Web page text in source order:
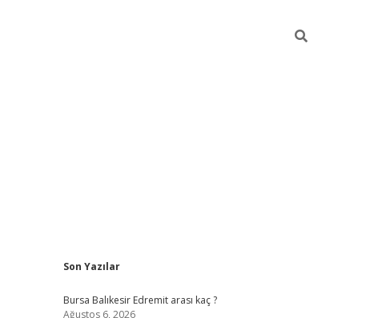
Sidebar
Son Yazılar
Bursa Balıkesir Edremit arası kaç ?
Ağustos 6, 2026